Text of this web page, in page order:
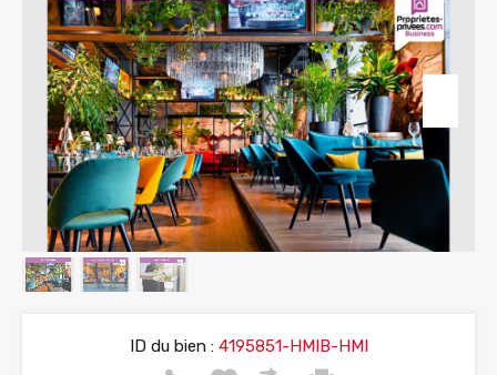
ID du bien :4195851-HMIB-HMI